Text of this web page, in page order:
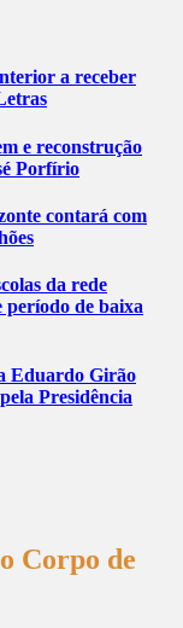
a receber
e reconstrução
Porfírio
contará com
da rede
de baixa
Eduardo Girão
Presidência
Corpo de